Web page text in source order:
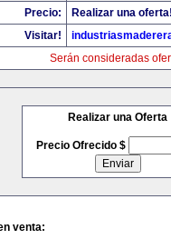
Precio:
Realizar una
Visitar!
Serán consideradas
Realizar una Oferta
Precio Ofrecido $
venta: